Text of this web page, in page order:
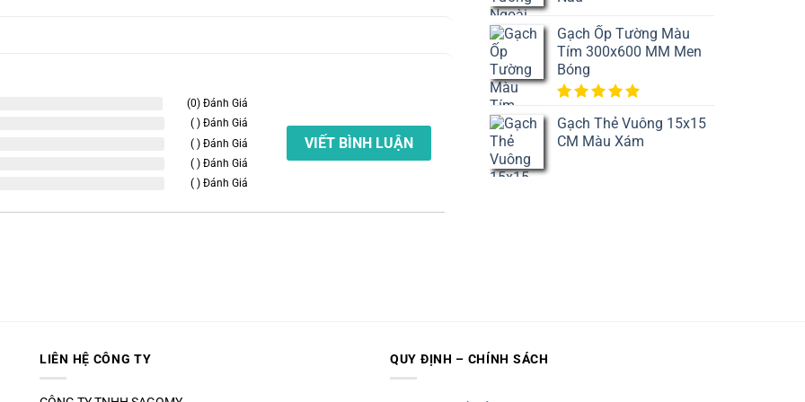
(0) Đánh Giá
( ) Đánh Giá
( ) Đánh Giá
( ) Đánh Giá
( ) Đánh Giá
VIẾT BÌNH LUẬN
Gạch Ốp Tường Màu
Tím 300x600 MM Men
Bóng
5 dựa
trênđánh
Gạch Thẻ Vuông 15x15
CM Màu Xám
LIÊN HỆ CÔNG TY QUY ĐỊNH – CHÍNH SÁCH